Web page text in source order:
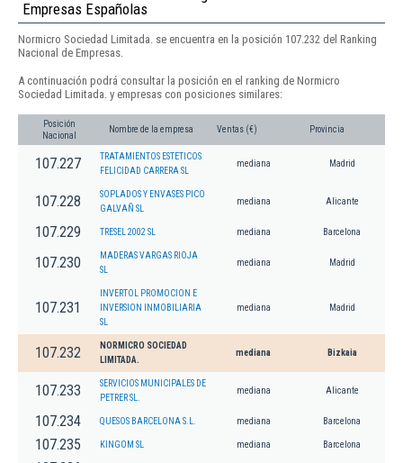
Empresas Españolas
Normicro Sociedad Limitada. se encuentra en la posición 107.232 del Ranking
Nacional de Empresas.
A continuación podrá consultar la posición en el ranking de Normicro
Sociedad Limitada. y empresas con posiciones similares:
Posición
Nacional
Nombre de la empresa Ventas (€) Provincia
107.227
TRATAMIENTOS ESTETICOS
FELICIDAD CARRERA SL
mediana Madrid
107.228
SOPLADOS Y ENVASES PICO
GALVAÑ SL
mediana Alicante
107.229 TRESEL 2002 SL mediana Barcelona
107.230
MADERAS VARGAS RIOJA
SL
mediana Madrid
107.231
INVERTOL PROMOCION E
INVERSION INMOBILIARIA
SL
mediana Madrid
107.232
NORMICRO SOCIEDAD
LIMITADA.
mediana Bizkaia
107.233
SERVICIOS MUNICIPALES DE
PETRER SL.
mediana Alicante
107.234 QUESOS BARCELONA S.L. mediana Barcelona
107.235 KINGOM SL mediana Barcelona